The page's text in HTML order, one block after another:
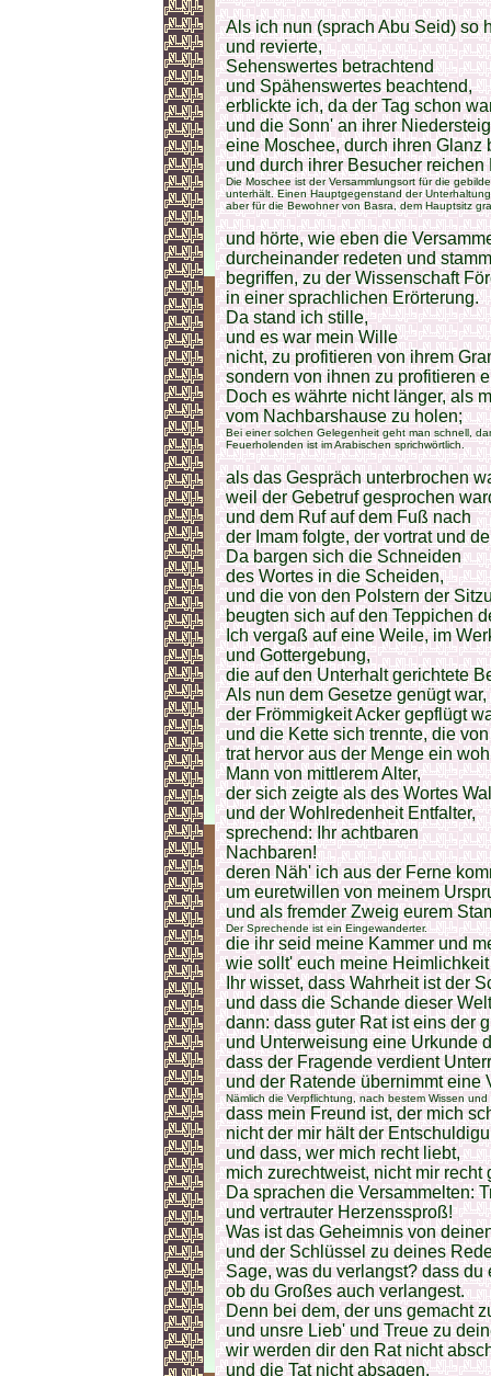
Als ich nun (sprach Abu Seid) so
und revierte,
Sehenswertes betrachtend
und Spähenswertes beachtend,
erblickte ich, da der Tag schon
und die Sonn' an ihrer
eine Moschee, durch ihren Glanz
und durch ihrer Besucher reichen
Die Moschee ist der Versammlungsort für die
unterhält. Einen Hauptgegenstand der
aber für die Bewohner von Basra, dem Hauptsitz
und hörte, wie eben die
durcheinander redeten und
begriffen, zu der Wissenschaft
in einer sprachlichen Erörterung.
Da stand ich stille,
und es war mein Wille
nicht, zu profitieren von ihrem
sondern von ihnen zu profitieren
Doch es währte nicht länger, als
vom Nachbarshause zu holen;
Bei einer solchen Gelegenheit geht man schnell,
Feuerholenden ist im Arabischen sprichwörtlich.
als das Gespräch unterbrochen
weil der Gebetruf gesprochen
und dem Ruf auf dem Fuß nach
der Imam folgte, der vortrat und
Da bargen sich die Schneiden
des Wortes in die Scheiden,
und die von den Polstern der
beugten sich auf den Teppichen
Ich vergaß auf eine Weile, im
und Gottergebung,
die auf den Unterhalt gerichtete
Als nun dem Gesetze genügt war,
der Frömmigkeit Acker gepflügt
und die Kette sich trennte, die
trat hervor aus der Menge ein
Mann von mittlerem Alter,
der sich zeigte als des Wortes
und der Wohlredenheit Entfalter,
sprechend: Ihr achtbaren
Nachbaren!
deren Näh' ich aus der Ferne
um euretwillen von meinem
und als fremder Zweig eurem
Der Sprechende ist ein Eingewanderter.
die ihr seid meine Kammer und
wie sollt' euch meine
Ihr wisset, dass Wahrheit ist der
und dass die Schande dieser
dann: dass guter Rat ist eins der
und Unterweisung eine Urkunde
dass der Fragende verdient
und der Ratende übernimmt eine
Nämlich die Verpflichtung, nach bestem Wissen
dass mein Freund ist, der mich
nicht der mir hält der
und dass, wer mich recht liebt,
mich zurechtweist, nicht mir recht
Da sprachen die Versammelten:
und vertrauter Herzenssproß!
Was ist das Geheimnis von
und der Schlüssel zu deines
Sage, was du verlangst? dass du
ob du Großes auch verlangest.
Denn bei dem, der uns gemacht
und unsre Lieb' und Treue zu
wir werden dir den Rat nicht
und die Tat nicht absagen.